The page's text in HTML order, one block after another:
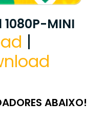
1080P-MINI
|
ABAIXO!